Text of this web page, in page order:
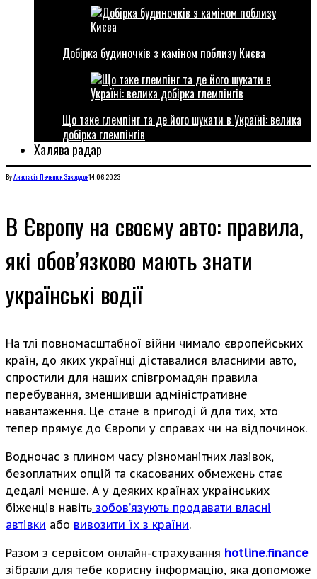
Добірка будиночків з каміном поблизу Києва
Що таке глемпінг та де його шукати в Україні: велика
добірка глемпінгів
Халява радар
ByАнастасія Печенюк Закордон14.06.2023
В Європу на своєму авто: правила,
які обов’язково мають знати
українські водії
На тлі повномасштабної війни чимало європейських
країн, до яких українці діставалися власними авто,
спростили для наших співгромадян правила
перебування, зменшивши адміністративне
навантаження. Це стане в пригоді й для тих, хто
тепер прямує до Європи у справах чи на відпочинок.
Водночас з плином часу різноманітних лазівок,
безоплатних опцій та скасованих обмежень стає
дедалі менше. А у деяких країнах українських
біженців навіть зобов’язують продавати власні
автівки або вивозити їх з країни.
Разом з сервісом онлайн-страхування hotline.finance
зібрали для тебе корисну інформацію, яка допоможе